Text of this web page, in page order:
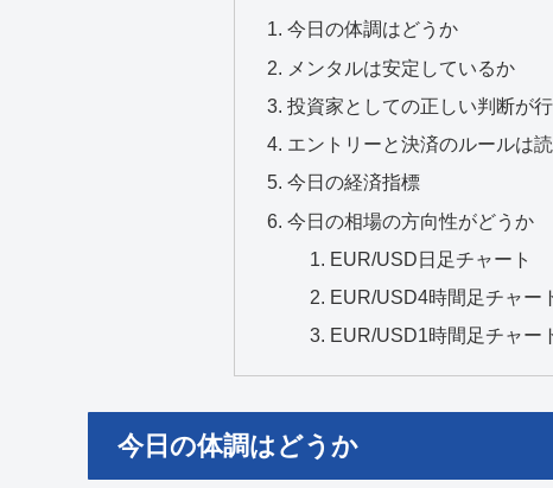
今日の体調はどうか
メンタルは安定しているか
投資家としての正しい判断が
エントリーと決済のルールは
今日の経済指標
今日の相場の方向性がどうか
EUR/USD日足チャート
EUR/USD4時間足チャー
EUR/USD1時間足チャー
今日の体調はどうか